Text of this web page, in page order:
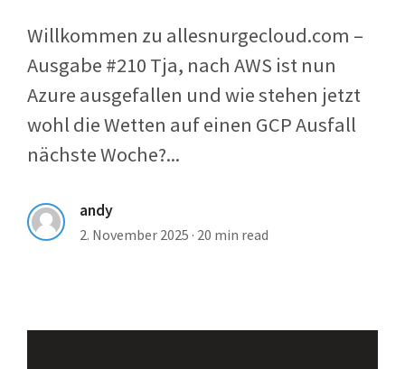
Willkommen zu allesnurgecloud.com –
Ausgabe #210 Tja, nach AWS ist nun
Azure ausgefallen und wie stehen jetzt
wohl die Wetten auf einen GCP Ausfall
nächste Woche?...
andy
2. November 2025 · 20 min read